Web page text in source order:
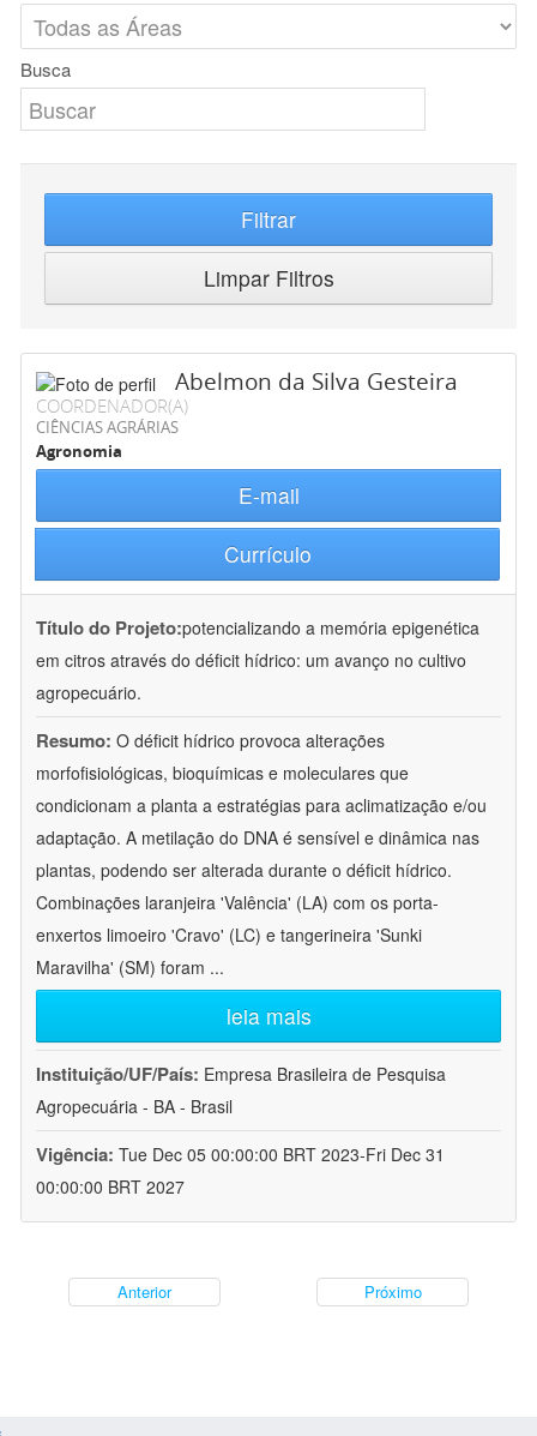
Busca
Filtrar
Limpar Filtros
Abelmon da Silva Gesteira
COORDENADOR(A)
CIÊNCIAS AGRÁRIAS
Agronomia
E-mail
Currículo
Título do Projeto:potencializando a memória epigenética
em citros através do déficit hídrico: um avanço no cultivo
agropecuário.
Resumo: O déficit hídrico provoca alterações
morfofisiológicas, bioquímicas e moleculares que
condicionam a planta a estratégias para aclimatização e/ou
adaptação. A metilação do DNA é sensível e dinâmica nas
plantas, podendo ser alterada durante o déficit hídrico.
Combinações laranjeira 'Valência' (LA) com os porta-
enxertos limoeiro 'Cravo' (LC) e tangerineira 'Sunki
Maravilha' (SM) foram ...
leia mais
Instituição/UF/País: Empresa Brasileira de Pesquisa
Agropecuária - BA - Brasil
Vigência: Tue Dec 05 00:00:00 BRT 2023-Fri Dec 31
00:00:00 BRT 2027
Anterior Próximo